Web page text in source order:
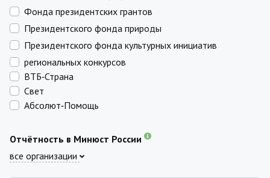
Фонда президентских грантов
Президентского фонда природы
Президентского фонда культурных инициатив
региональных конкурсов
ВТБ‑Страна
Свет
Абсолют‑Помощь
Отчётность в Минюст России
все организации